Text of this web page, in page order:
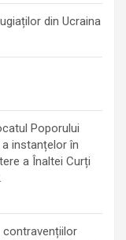
din Ucraina
Poporului
instanțelor în
a Înaltei Curți
contravențiilor